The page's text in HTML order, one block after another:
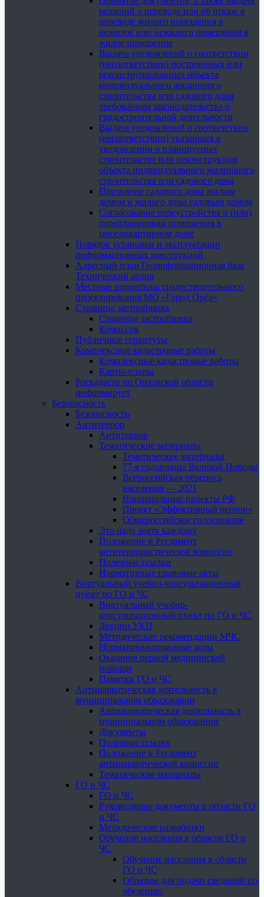
решений о переводе или об отказе в
переводе жилого помещения в
нежилое или нежилого помещения в
жилое помещение
Выдача уведомлений о соответствии
(несоответствии) построенных или
реконструированных объекта
индивидуального жилищного
строительства или садового дома
требованиям законодательства о
градостроительной деятельности
Выдача уведомлений о соответствии
(несоответствии) указанных в
уведомлении о планируемых
строительстве или реконструкции
объекта индивидуального жилищного
строительства или садового дома
Признание садового дома жилым
домом и жилого дома садовым домом
Согласование переустройства и (или)
перепланировки помещения в
многоквартирном доме
Порядок установки и эксплуатации
информационных конструкций
Адресный план Геоинформационная база
Технический архив
Местные нормативы градостроительного
проектирования МО «Город Орёл»
Страница застройщика
Страница застройщика
Комиссия
Публичные сервитуты
Комплексные кадастровые работы
Комплексные кадастровые работы
Карты-планы
Роскадастр по Орловской области
информирует
Безопасность
Безопасность
Антитеррор
Антитеррор
Тематические материалы
Тематические материалы
77-я годовщина Великой Победы
Всероссийская перепись
населения — 2021
Национальные проекты РФ
Проект «Эффективный регион»
Общероссийское голосование
Это надо знать каждому
Положение и Регламент
антитеррористической комиссии
Полезные ссылки
Нормативные правовые акты
Виртуальный учебно-консультационный
пункт по ГО и ЧС
Виртуальный учебно-
консультационный пункт по ГО и ЧС
Лекции УКП
Методические рекомендации МЧС
Нормативно-правовые акты
Оказание первой медицинской
помощи
Памятки ГО и ЧС
Антинаркотическая деятельность в
муниципальном образовании
Антинаркотическая деятельность в
муниципальном образовании
Документы
Полезные ссылки
Положение и Регламент
антинаркотической комиссии
Тематические материалы
ГО и ЧС
ГО и ЧС
Руководящие документы в области ГО
и ЧС
Методические разработки
Обучение населения в области ГО и
ЧС
Обучение населения в области
ГО и ЧС
Образцы для подачи сведений по
обучению